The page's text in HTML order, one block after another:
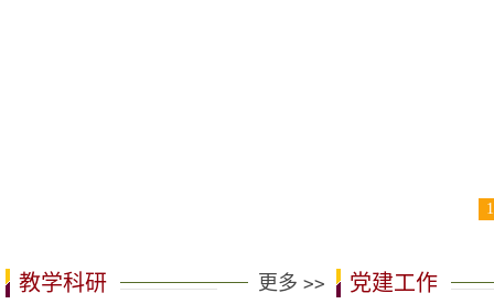
1
教学科研 更多 >> 党建工作